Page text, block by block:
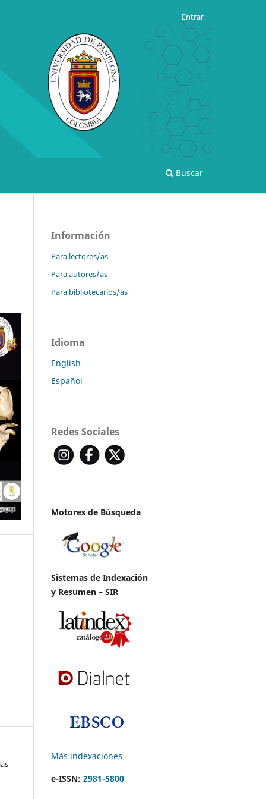
Buscar
Entrar
Información
Para lectores/as
Para autores/as
Para bibliotecarios/as
Idioma
English
Español
Redes Sociales
Motores de Búsqueda
Sistemas de Indexación
y Resumen – SIR
Más indexaciones
e-ISSN: 2981-5800